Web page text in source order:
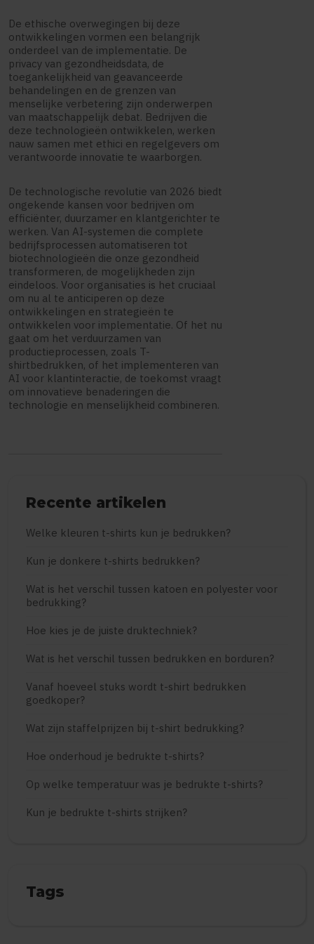
De ethische overwegingen bij deze
ontwikkelingen vormen een belangrijk
onderdeel van de implementatie. De
privacy van gezondheidsdata, de
toegankelijkheid van geavanceerde
behandelingen en de grenzen van
menselijke verbetering zijn onderwerpen
van maatschappelijk debat. Bedrijven die
deze technologieën ontwikkelen, werken
nauw samen met ethici en regelgevers om
verantwoorde innovatie te waarborgen.
De technologische revolutie van 2026 biedt
ongekende kansen voor bedrijven om
efficiënter, duurzamer en klantgerichter te
werken. Van AI-systemen die complete
bedrijfsprocessen automatiseren tot
biotechnologieën die onze gezondheid
transformeren, de mogelijkheden zijn
eindeloos. Voor organisaties is het cruciaal
om nu al te anticiperen op deze
ontwikkelingen en strategieën te
ontwikkelen voor implementatie. Of het nu
gaat om het verduurzamen van
productieprocessen, zoals T-
shirtbedrukken, of het implementeren van
AI voor klantinteractie, de toekomst vraagt
om innovatieve benaderingen die
technologie en menselijkheid combineren.
Recente artikelen
Welke kleuren t-shirts kun je bedrukken?
Kun je donkere t-shirts bedrukken?
Wat is het verschil tussen katoen en polyester voor
bedrukking?
Hoe kies je de juiste druktechniek?
Wat is het verschil tussen bedrukken en borduren?
Vanaf hoeveel stuks wordt t-shirt bedrukken
goedkoper?
Wat zijn staffelprijzen bij t-shirt bedrukking?
Hoe onderhoud je bedrukte t-shirts?
Op welke temperatuur was je bedrukte t-shirts?
Kun je bedrukte t-shirts strijken?
Tags